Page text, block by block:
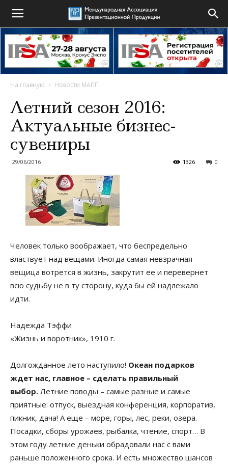
На главную Новости МАПП
Летний сезон 2016:
Актуальные бизнес-
сувениры
29/06/2016 0
1326
Человек только воображает, что беспредельно
властвует над вещами. Иногда самая невзрачная
вещица вотрется в жизнь, закрутит ее и перевернет
всю судьбу не в ту сторону, куда бы ей надлежало
идти.
Надежда Тэффи
«Жизнь и воротник», 1910 г.
Долгожданное лето наступило! Океан подарков
ждет нас, главное – сделать правильный
выбор. Летние поводы – самые разные и самые
приятные: отпуск, выездная конференция, корпоратив,
пикник, дача! А еще – море, горы, лес, реки, озера.
Посадки, сборы урожаев, рыбалка, чтение, спорт… В
этом году летние деньки обрадовали нас с вами
раньше положенного срока. И есть множество шансов